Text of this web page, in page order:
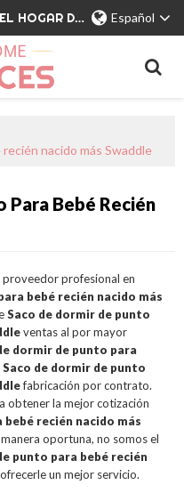
FABRICANTE DE TEXTILES PARA EL HOGAR DE MARCA PRIVADA Español
nacido más Swaddle
Para Bebé Recién
proveedor profesional en
bebé recién nacido más
Saco de dormir de punto
ventas al por mayor
dormir de punto para
Saco de dormir de punto
fabricación por contrato.
obtener la mejor cotización
recién nacido más
oportuna, no somos el
punto para bebé recién
un mejor servicio.